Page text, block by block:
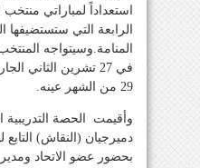
استعداداً لمباراتي
الرابعة التي ستستضيفها
المنامة.وسيتواجه
في 27 تشرين الثاني
29 من الشهر عينه.
وأقيمت الحصة
دميرجيان (النقاش) التابع
بحضور عضو الاتحاد